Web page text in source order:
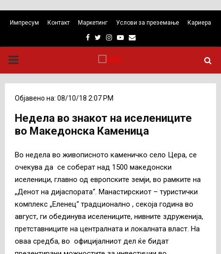
Импресум Контакт Маркетинг Услови за преземање Кариера
Facebook
TwitterInstagram
Youtube
Email
PRIMARY
MENU
Објавено на: 08/10/18 2:07 PM
Недела во знакот на иселениците
во Македонска Каменица
Во недела во живописното каменичко село Цера, се
очекува да се соберат над 1500 македонски
иселеници, главно од европските земји, во рамките на
„Денот на дијаспората“. Манастирскиот – туристички
комплекс „Еленец“ традционално , секоја година во
август, ги обединува иселениците, нивните здруженија,
претставниците на централната и локалната власт. На
оваа средба, во официјалниот дел ќе бидат